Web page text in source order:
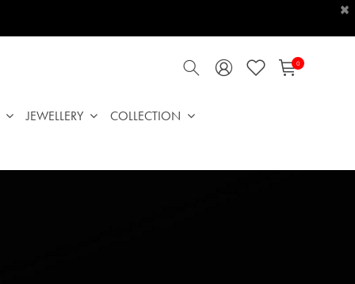
×
0
JEWELLERY COLLECTION